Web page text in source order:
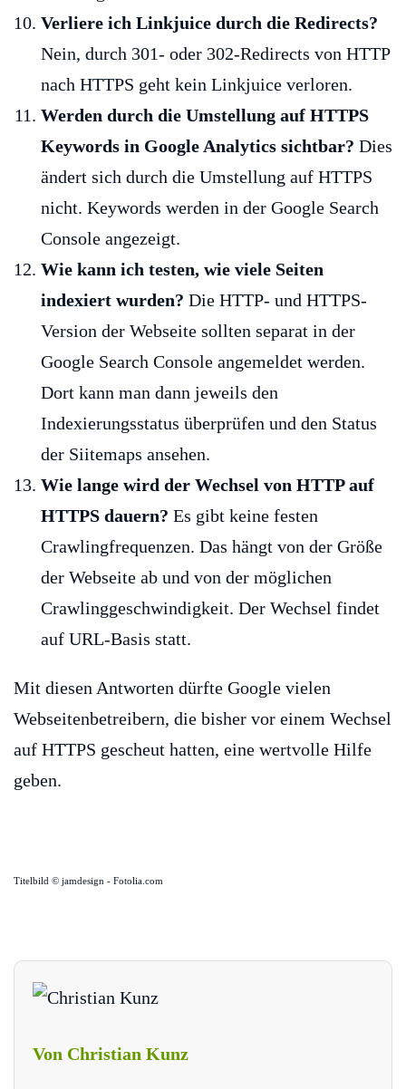
Verliere ich Linkjuice durch die Redirects?
Nein, durch 301- oder 302-Redirects von HTTP
nach HTTPS geht kein Linkjuice verloren.
Werden durch die Umstellung auf HTTPS
Keywords in Google Analytics sichtbar? Dies
ändert sich durch die Umstellung auf HTTPS
nicht. Keywords werden in der Google Search
Console angezeigt.
Wie kann ich testen, wie viele Seiten
indexiert wurden? Die HTTP- und HTTPS-
Version der Webseite sollten separat in der
Google Search Console angemeldet werden.
Dort kann man dann jeweils den
Indexierungsstatus überprüfen und den Status
der Siitemaps ansehen.
Wie lange wird der Wechsel von HTTP auf
HTTPS dauern? Es gibt keine festen
Crawlingfrequenzen. Das hängt von der Größe
der Webseite ab und von der möglichen
Crawlinggeschwindigkeit. Der Wechsel findet
auf URL-Basis statt.
Mit diesen Antworten dürfte Google vielen
Webseitenbetreibern, die bisher vor einem Wechsel
auf HTTPS gescheut hatten, eine wertvolle Hilfe
geben.
Titelbild © jamdesign - Fotolia.com
Von Christian Kunz